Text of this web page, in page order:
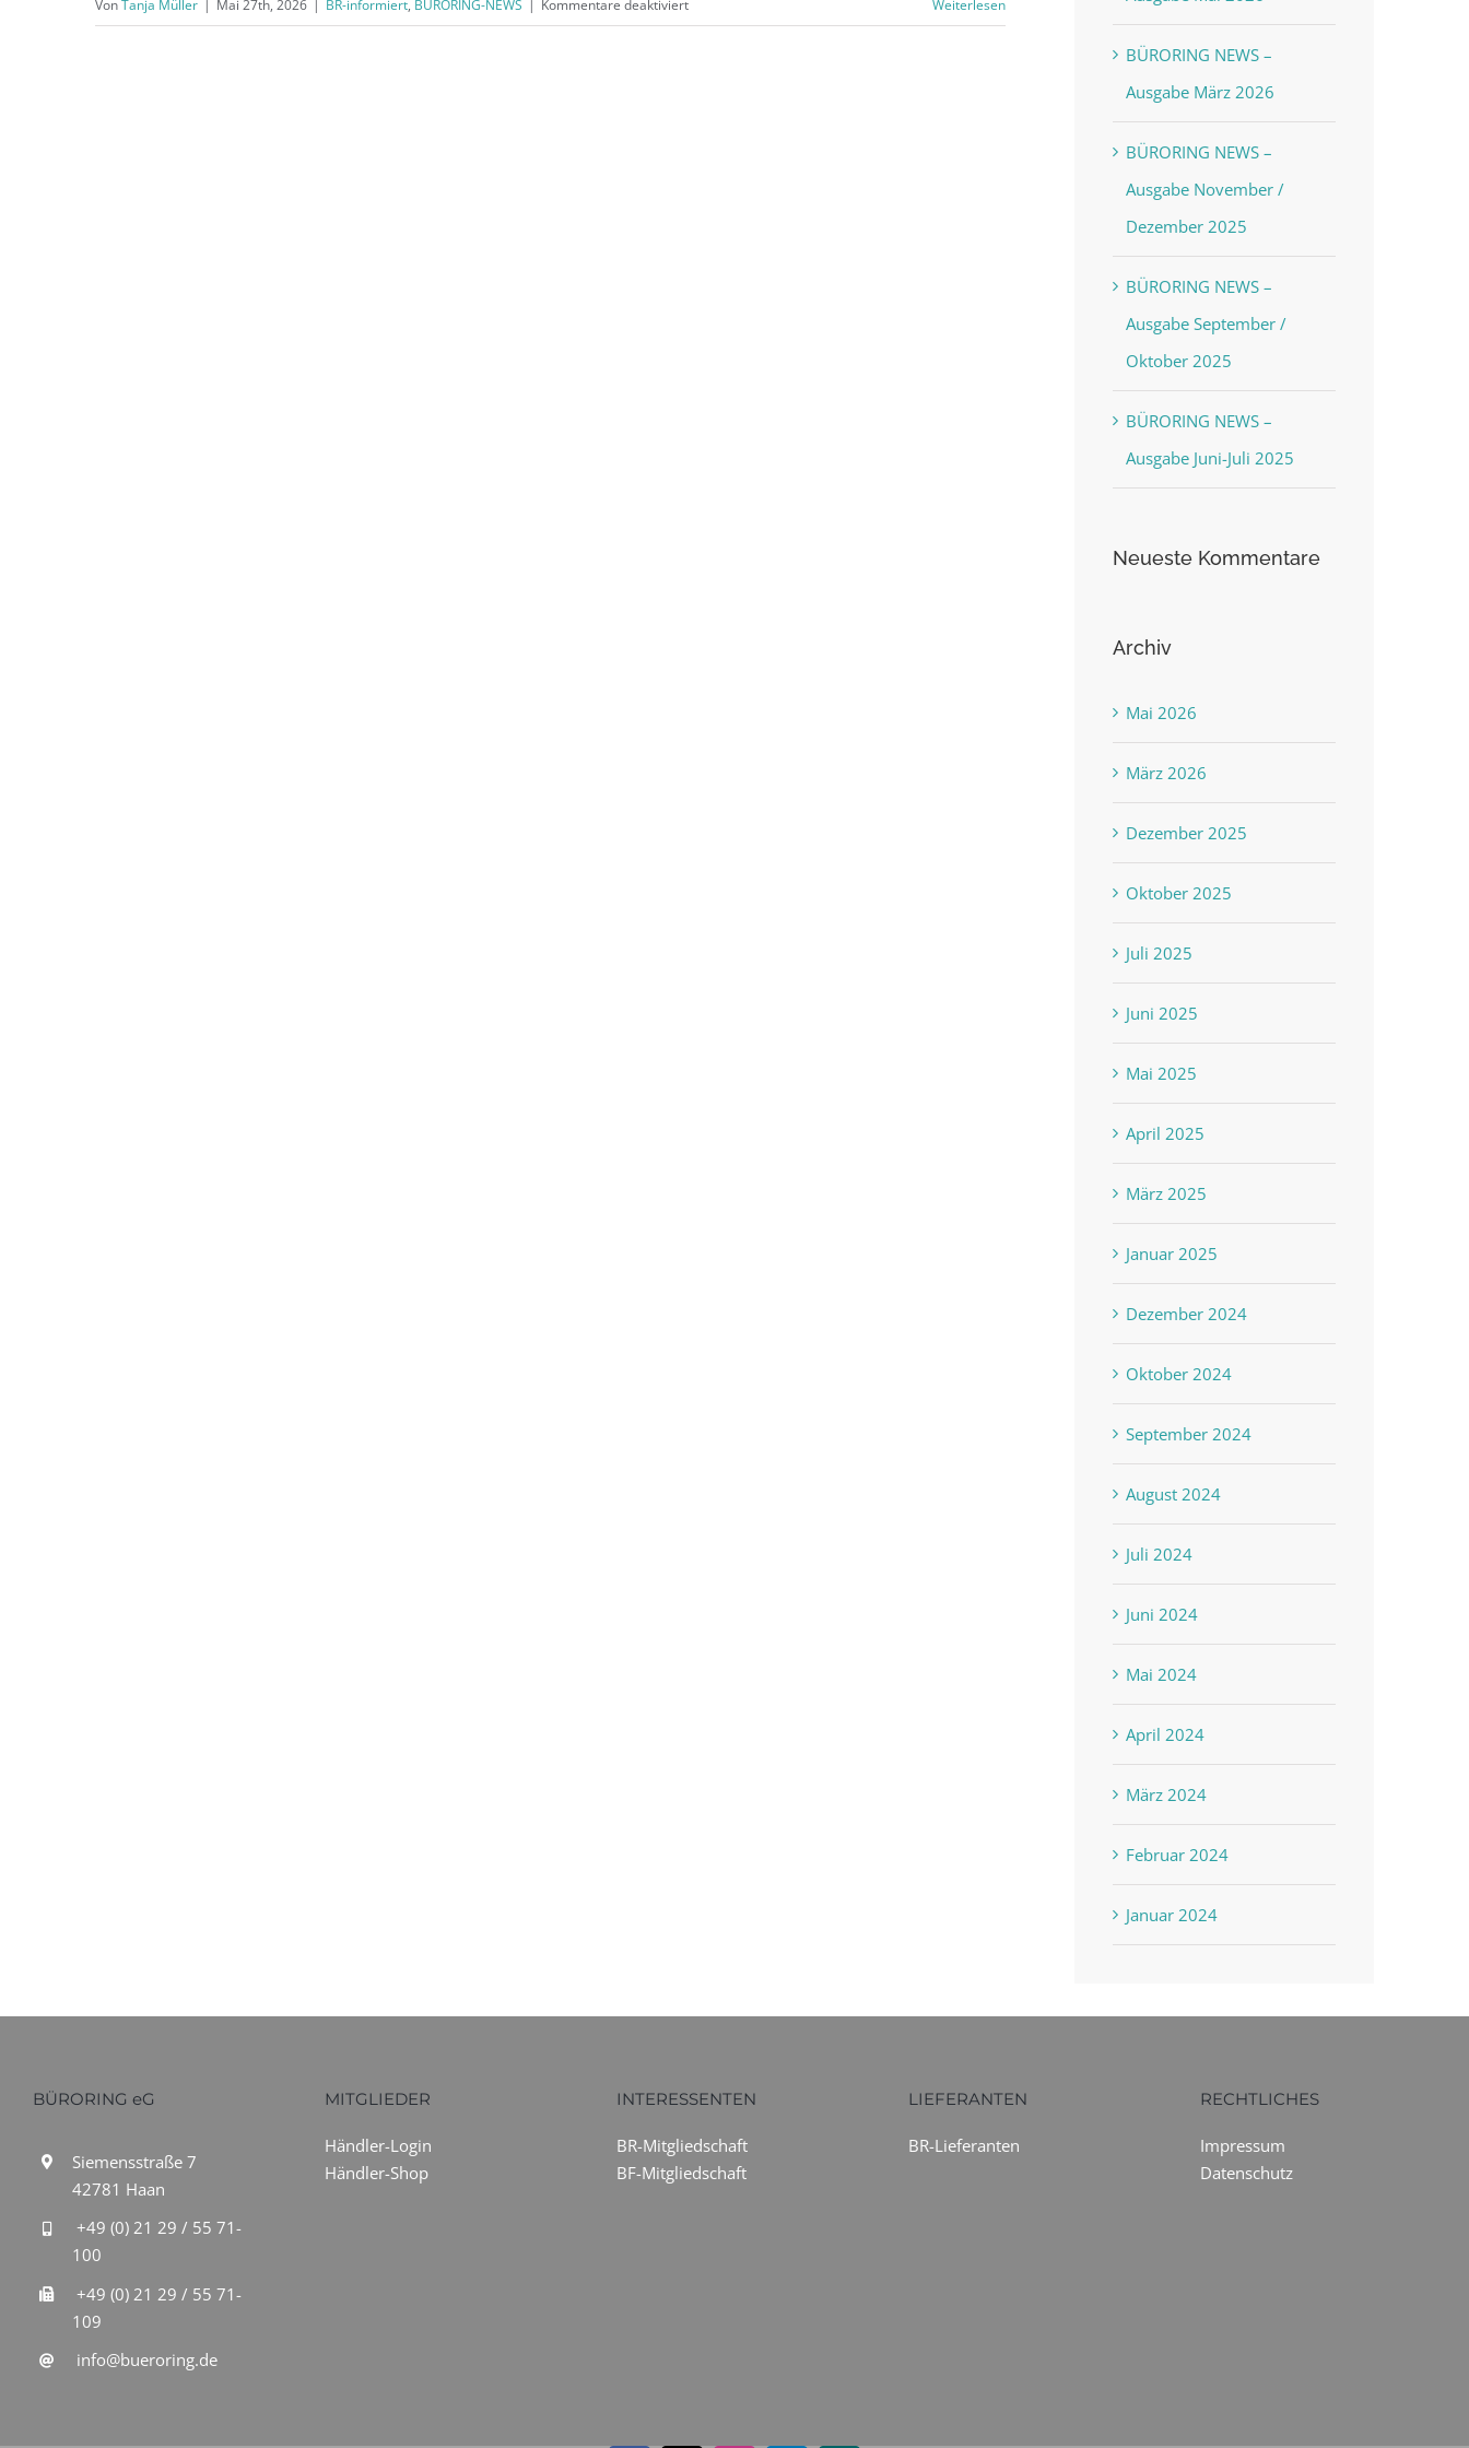
VonTanja Müller | Mai 27th, 2026 | BR-informiert, BÜRORING-NEWS | Kommentare deaktiviertfür
Weiterlesen
BÜRORING NEWS –
Ausgabe März 2026
BÜRORING NEWS –
Ausgabe November /
Dezember 2025
BÜRORING NEWS –
Ausgabe September /
Oktober 2025
BÜRORING NEWS –
Ausgabe Juni-Juli 2025
Neueste Kommentare
Archiv
Mai 2026
März 2026
Dezember 2025
Oktober 2025
Juli 2025
Juni 2025
Mai 2025
April 2025
März 2025
Januar 2025
Dezember 2024
Oktober 2024
September 2024
August 2024
Juli 2024
Juni 2024
Mai 2024
April 2024
März 2024
Februar 2024
Januar 2024
BÜRORING eG
Siemensstraße 7
42781 Haan
+49 (0) 21 29 / 55 71-
100
+49 (0) 21 29 / 55 71-
109
info@bueroring.de
MITGLIEDER
Händler-Login
Händler-Shop
INTERESSENTEN
BR-Mitgliedschaft
BF-Mitgliedschaft
LIEFERANTEN
BR-Lieferanten
RECHTLICHES
Impressum
Datenschutz